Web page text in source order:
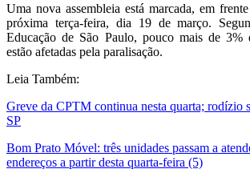
Uma nova assembleia está marcada, em
próxima terça-feira, dia 19 de março.
Educação de São Paulo, pouco mais de 3%
estão afetadas pela paralisação.
Leia Também:
Greve da CPTM continua nesta quarta; rodízio
SP
Bom Prato Móvel: três unidades passam a
endereços a partir desta quarta-feira (5)